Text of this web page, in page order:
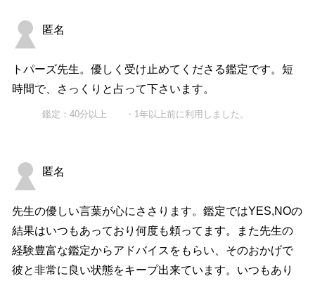
匿名
トパーズ先生。優しく受け止めてくださる鑑定です。短
時間で、さっくりと占って下さいます。
鑑定：40分以上 ・1年以上前に利用しました。
匿名
先生の優しい言葉が心にささります。鑑定ではYES,NOの
結果はいつもあっており何度も頼ってます。また先生の
経験豊富な鑑定からアドバイスをもらい、そのおかげで
彼と非常に良い状態をキープ出来ています。いつもあり